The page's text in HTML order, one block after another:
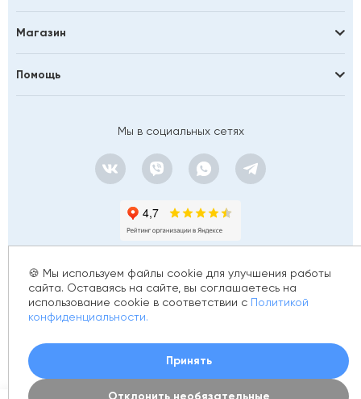
Магазин
Помощь
Мы в социальных сетях
© 2012 - 2026 golfstim.ru
ОГРН 304370234902057
🍪 Мы используем файлы cookie для улучшения работы
сайта. Оставаясь на сайте, вы соглашаетесь на
использование cookie в соответствии с Политикой
конфиденциальности.
Принять
Отклонить необязательные